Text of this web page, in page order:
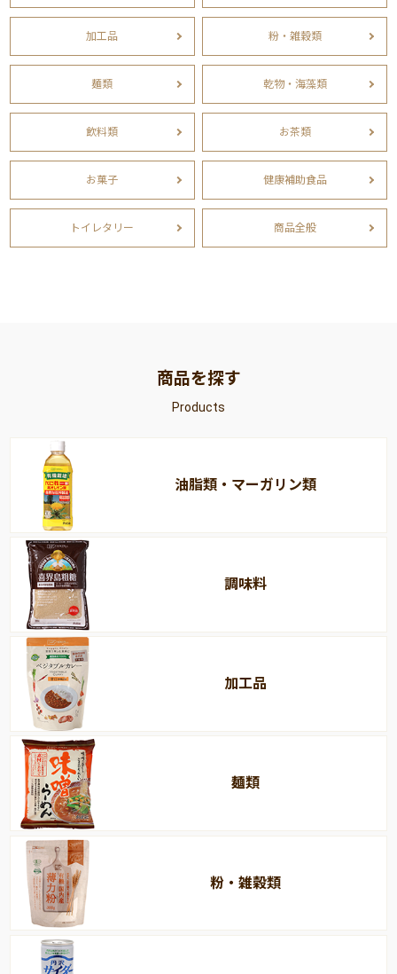
加工品 粉・雑穀類
麺類 乾物・海藻類
飲料類 お茶類
お菓子 健康補助食品
トイレタリー 商品全般
商品を探す
Products
油脂類・マーガリン類
調味料
加工品
麺類
粉・雑穀類